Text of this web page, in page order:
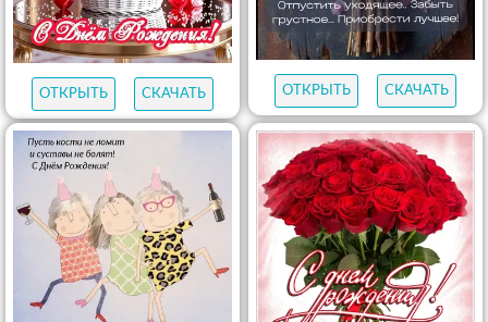
ОТКРЫТЬ СКАЧАТЬ ОТКРЫТЬ СКАЧАТЬ